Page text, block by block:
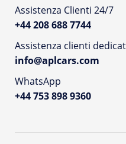
Assistenza Clienti 24/7
+44 208 688 7744
Assistenza clienti
info@aplcars.com
WhatsApp
+44 753 898 9360